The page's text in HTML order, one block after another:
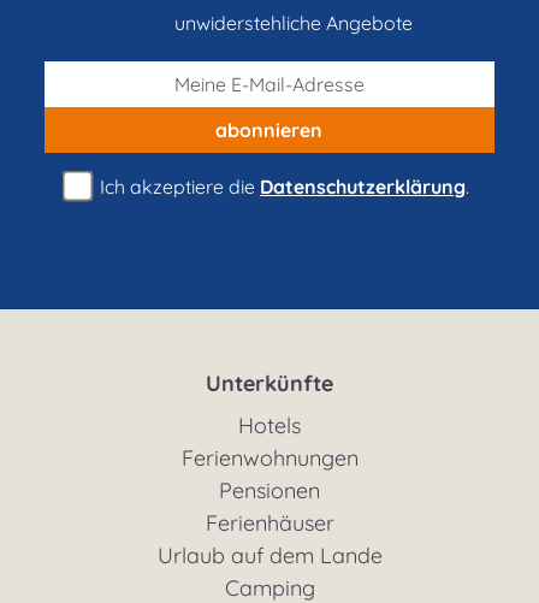
unwiderstehliche Angebote
abonnieren
Ich akzeptiere die Datenschutzerklärung.
Unterkünfte
Hotels
Ferienwohnungen
Pensionen
Ferienhäuser
Urlaub auf dem Lande
Camping